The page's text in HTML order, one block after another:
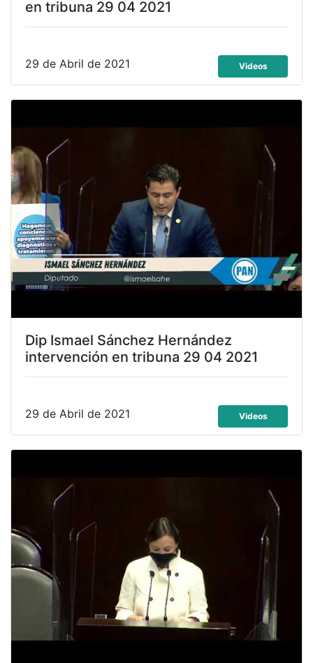
en tribuna 29 04 2021
29 de Abril de 2021 Videos
Dip Ismael Sánchez Hernández
intervención en tribuna 29 04 2021
29 de Abril de 2021 Videos